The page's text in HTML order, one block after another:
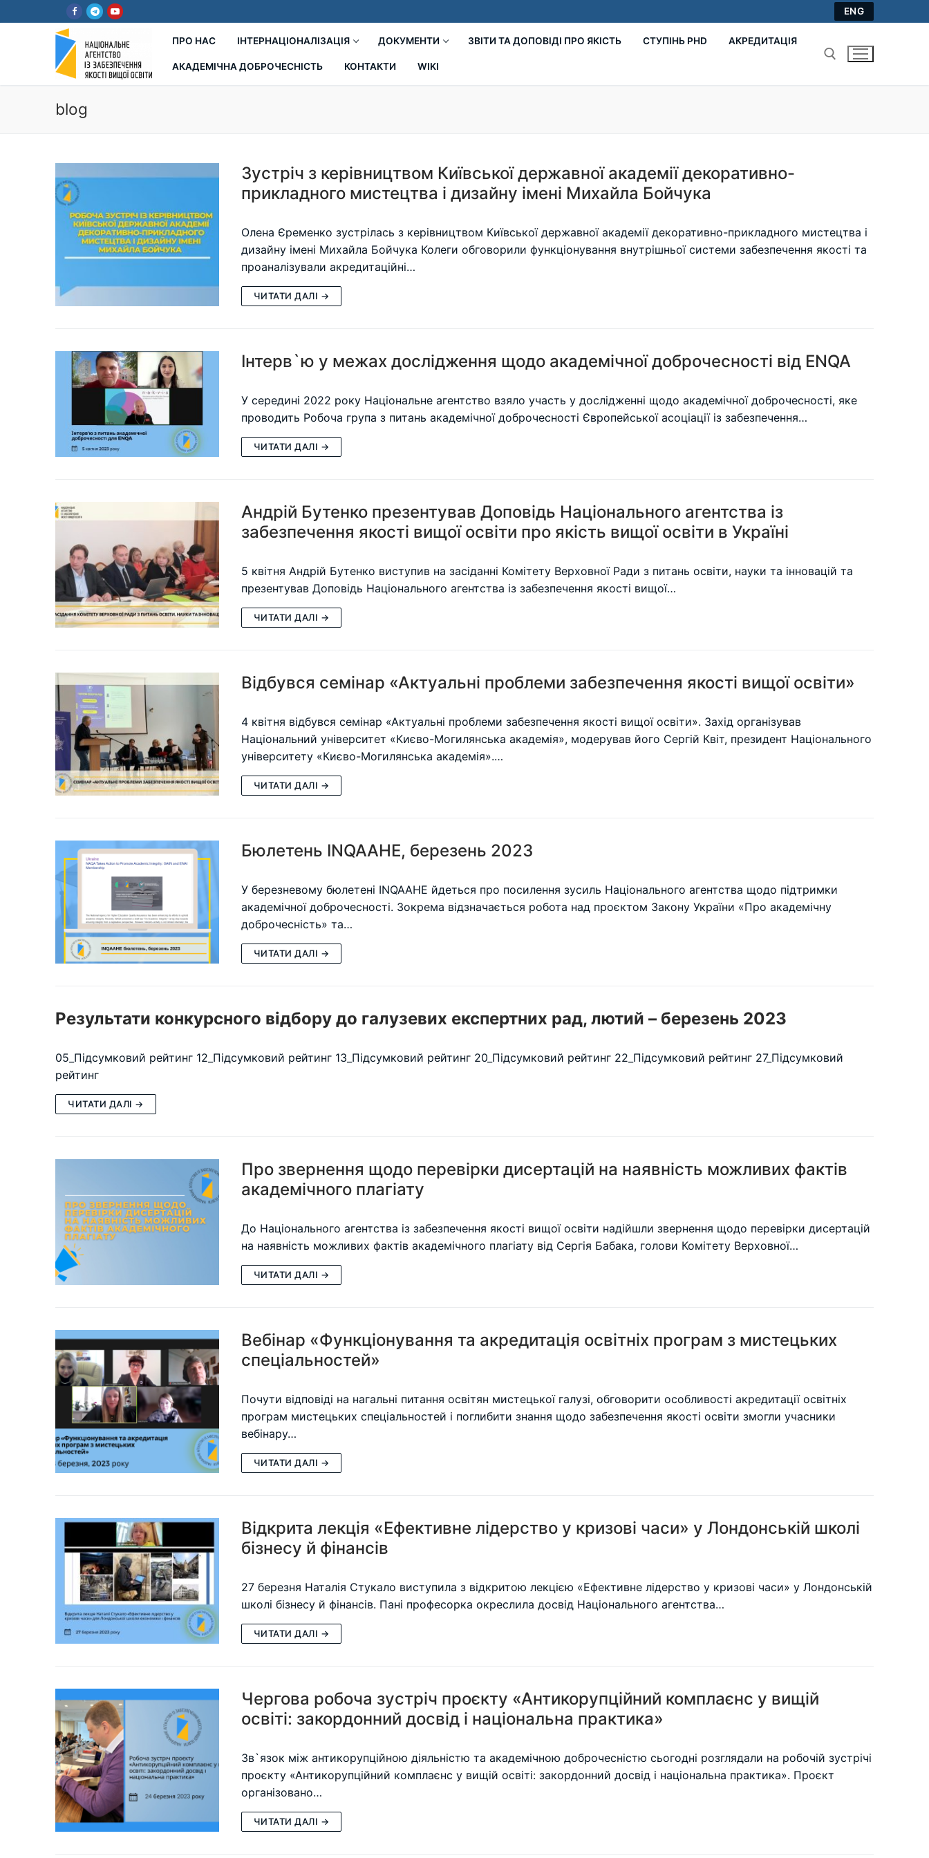
до
ENG
ПРО НАС ІНТЕРНАЦІОНАЛІЗАЦІЯ ДОКУМЕНТИ ЗВІТИ ТА ДОПОВІДІ ПРО ЯКІСТЬ СТУПІНЬ PHD АКРЕДИТАЦІЯ
АКАДЕМІЧНА ДОБРОЧЕСНІСТЬ КОНТАКТИ WIKI
blog
Зустріч з керівництвом Київської державної академії декоративно-
прикладного мистецтва і дизайну імені Михайла Бойчука
Олена Єременко зустрілась з керівництвом Київської державної академії декоративно-прикладного мистецтва і
дизайну імені Михайла Бойчука Колеги обговорили функціонування внутрішньої системи забезпечення якості та
проаналізували акредитаційні…
ЧИТАТИ ДАЛІ →
Інтерв`ю у межах дослідження щодо академічної доброчесності від ENQA
У середині 2022 року Національне агентство взяло участь у дослідженні щодо академічної доброчесності, яке
проводить Робоча група з питань академічної доброчесності Європейської асоціації із забезпечення…
ЧИТАТИ ДАЛІ →
Андрій Бутенко презентував Доповідь Національного агентства із
забезпечення якості вищої освіти про якість вищої освіти в Україні
5 квітня Андрій Бутенко виступив на засіданні Комітету Верховної Ради з питань освіти, науки та інновацій та
презентував Доповідь Національного агентства із забезпечення якості вищої…
ЧИТАТИ ДАЛІ →
Відбувся семінар «Актуальні проблеми забезпечення якості вищої освіти»
4 квітня відбувся семінар «Актуальні проблеми забезпечення якості вищої освіти». Захід організував
Національний університет «Києво-Могилянська академія», модерував його Сергій Квіт, президент Національного
університету «Києво-Могилянська академія».…
ЧИТАТИ ДАЛІ →
Бюлетень INQAAHE, березень 2023
У березневому бюлетені INQAAHE йдеться про посилення зусиль Національного агентства щодо підтримки
академічної доброчесності. Зокрема відзначається робота над проєктом Закону України «Про академічну
доброчесність» та…
ЧИТАТИ ДАЛІ →
Результати конкурсного відбору до галузевих експертних рад, лютий – березень 2023
05_Підсумковий рейтинг 12_Підсумковий рейтинг 13_Підсумковий рейтинг 20_Підсумковий рейтинг 22_Підсумковий рейтинг 27_Підсумковий
рейтинг
ЧИТАТИ ДАЛІ →
Про звернення щодо перевірки дисертацій на наявність можливих фактів
академічного плагіату
До Національного агентства із забезпечення якості вищої освіти надійшли звернення щодо перевірки дисертацій
на наявність можливих фактів академічного плагіату від Сергія Бабака, голови Комітету Верховної…
ЧИТАТИ ДАЛІ →
Вебінар «Функціонування та акредитація освітніх програм з мистецьких
спеціальностей»
Почути відповіді на нагальні питання освітян мистецької галузі, обговорити особливості акредитації освітніх
програм мистецьких спеціальностей і поглибити знання щодо забезпечення якості освіти змогли учасники
вебінару…
ЧИТАТИ ДАЛІ →
Відкрита лекція «Ефективне лідерство у кризові часи» у Лондонській школі
бізнесу й фінансів
27 березня Наталія Стукало виступила з відкритою лекцією «Ефективне лідерство у кризові часи» у Лондонській
школі бізнесу й фінансів. Пані професорка окреслила досвід Національного агентства…
ЧИТАТИ ДАЛІ →
Чергова робоча зустріч проєкту «Антикорупційний комплаєнс у вищій
освіті: закордонний досвід і національна практика»
Зв`язок між антикорупційною діяльністю та академічною доброчесністю сьогодні розглядали на робочій зустрічі
проєкту «Антикорупційний комплаєнс у вищій освіті: закордонний досвід і національна практика». Проєкт
організовано…
ЧИТАТИ ДАЛІ →